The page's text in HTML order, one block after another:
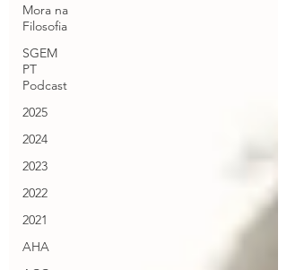
Mora na
Filosofia
SGEM
PT
Podcast
2025
2024
2023
2022
2021
AHA